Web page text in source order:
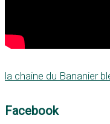
la chaine du Bananier
Facebook